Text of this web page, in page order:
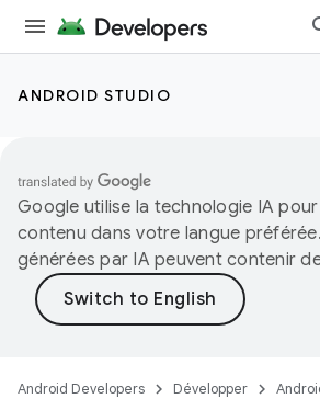
ANDROID STUDIO
Google utilise la technologie IA
contenu dans votre langue
générées par IA peuvent contenir
Android Developers Développer